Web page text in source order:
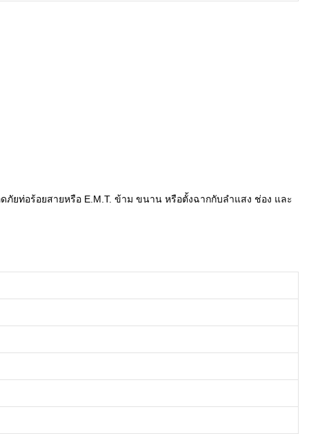
ภัยท่อร้อยสายหรือ E.M.T. ข้าม ขนาน หรือตั้งฉากกับลำแสง ช่อง และ